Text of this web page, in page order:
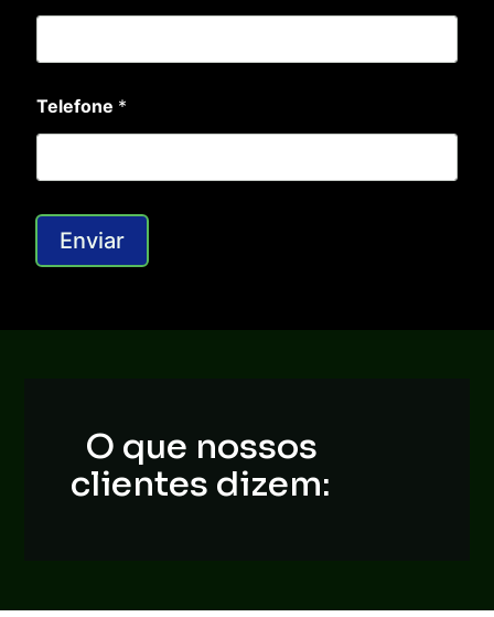
p
e
a
r
i
E
p
e
*
Telefone *
Enviar
O que nossos
clientes dizem: